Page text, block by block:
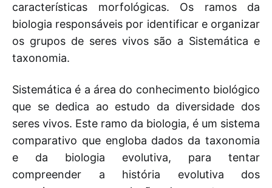
características morfológicas. Os ramos da
biologia responsáveis por identificar e organizar
os grupos de seres vivos são a Sistemática e
taxonomia.
Sistemática é a área do conhecimento biológico
que se dedica ao estudo da diversidade dos
seres vivos. Este ramo da biologia, é um sistema
comparativo que engloba dados da taxonomia
e da biologia evolutiva, para tentar
compreender a história evolutiva dos